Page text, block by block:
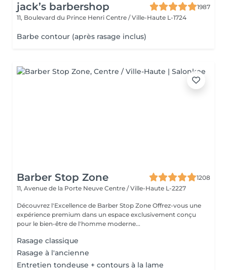
jack’s barbershop
1987
11, Boulevard du Prince Henri Centre / Ville-Haute L-1724
Barbe contour (après rasage inclus)
Barber Stop Zone
1208
11, Avenue de la Porte Neuve Centre / Ville-Haute L-2227
Découvrez l'Excellence de Barber Stop Zone Offrez-vous une
expérience premium dans un espace exclusivement conçu
pour le bien-être de l'homme moderne...
Rasage classique
Rasage à l'ancienne
Entretien tondeuse + contours à la lame